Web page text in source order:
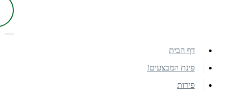
דף הבית
פינת המבצעים!
פירות